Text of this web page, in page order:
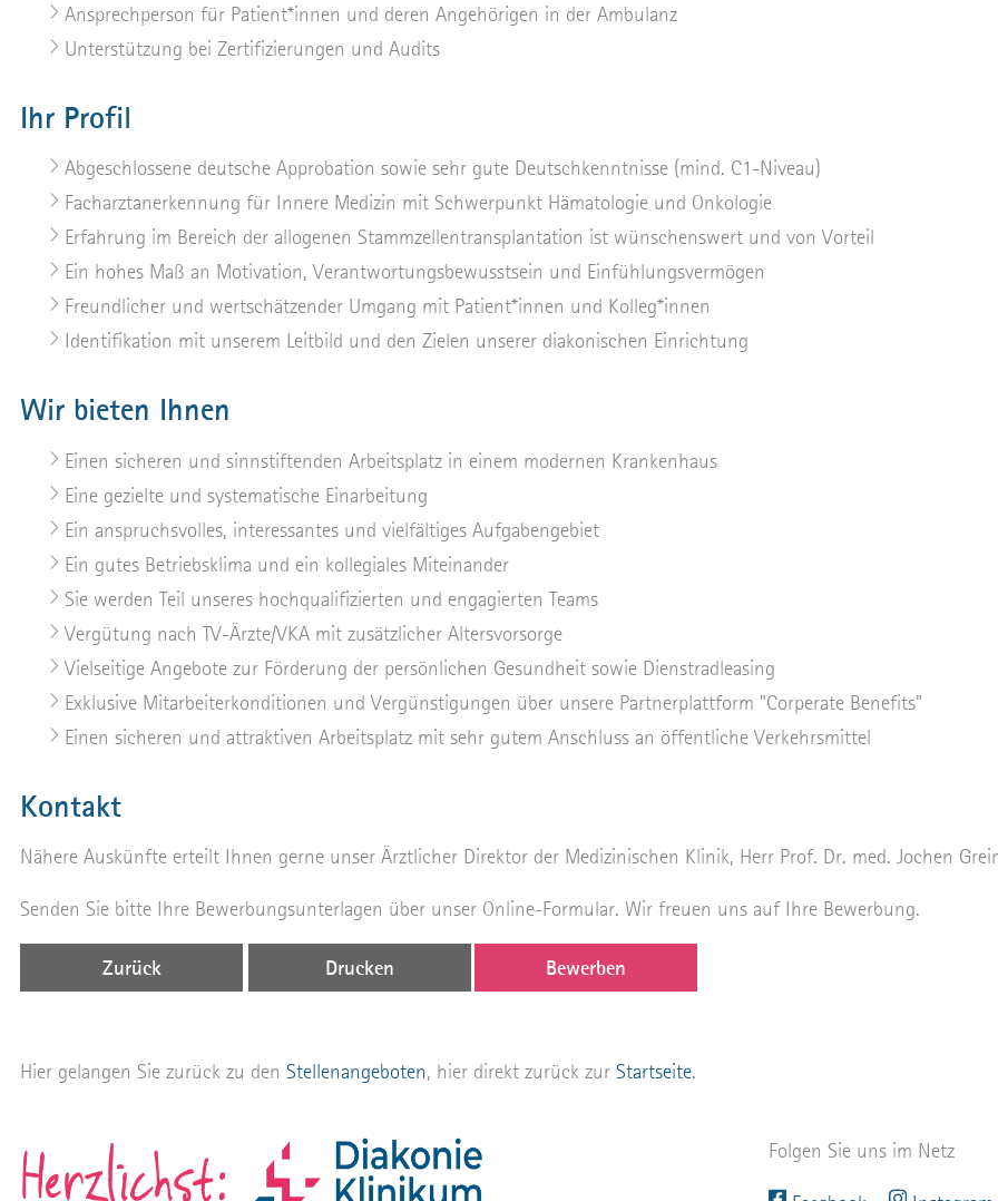
Ansprechperson für Patient*innen und deren Angehörigen in der Ambulanz
Unterstützung bei Zertifizierungen und Audits
Ihr Profil
Abgeschlossene deutsche Approbation sowie sehr gute Deutschkenntnisse (mind. C1-Niveau)
Facharztanerkennung für Innere Medizin mit Schwerpunkt Hämatologie und Onkologie
Erfahrung im Bereich der allogenen Stammzellentransplantation ist wünschenswert und von Vorteil
Ein hohes Maß an Motivation, Verantwortungsbewusstsein und Einfühlungsvermögen
Freundlicher und wertschätzender Umgang mit Patient*innen und Kolleg*innen
Identifikation mit unserem Leitbild und den Zielen unserer diakonischen Einrichtung
Wir bieten Ihnen
Einen sicheren und sinnstiftenden Arbeitsplatz in einem modernen Krankenhaus
Eine gezielte und systematische Einarbeitung
Ein anspruchsvolles, interessantes und vielfältiges Aufgabengebiet
Ein gutes Betriebsklima und ein kollegiales Miteinander
Sie werden Teil unseres hochqualifizierten und engagierten Teams
Vergütung nach TV-Ärzte/VKA mit zusätzlicher Altersvorsorge
Vielseitige Angebote zur Förderung der persönlichen Gesundheit sowie Dienstradleasing
Exklusive Mitarbeiterkonditionen und Vergünstigungen über unsere Partnerplattform "Corperate Benefits"
Einen sicheren und attraktiven Arbeitsplatz mit sehr gutem Anschluss an öffentliche Verkehrsmittel
Kontakt
Nähere Auskünfte erteilt Ihnen gerne unser Ärztlicher Direktor der Medizinischen Klinik, Herr Prof. Dr. med. Jochen
Senden Sie bitte Ihre Bewerbungsunterlagen über unser Online-Formular. Wir freuen uns auf Ihre Bewerbung.
Zurück Drucken Bewerben
Hier gelangen Sie zurück zu den Stellenangeboten, hier direkt zurück zur Startseite.
Folgen Sie uns im Netz